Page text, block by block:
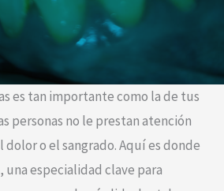
es tan importante como la de tus
personas no le prestan atención
dolor o el sangrado. Aquí es donde
especialidad clave para